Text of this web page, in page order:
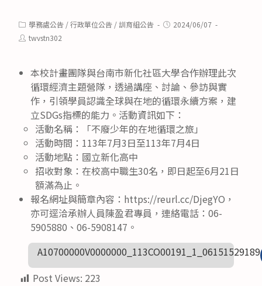
Post
category:
學務處公告 /行政單位公告 /訓育組公告
Post2024/06/07
Posttwvstn302
本校計畫團隊與台南市新化社區大學合作辦理此次
循環經濟主題營隊，透過講座、討論、參訪與實
作，引領學員認識全球與在地的循環永續方案，建
立SDGs指標的能力。活動資訊如下：
活動名稱：「不廢少年的在地循環之旅」
活動時間：113年7月3日至113年7月4日
活動地點：國立新化高中
招收對象：在校高中職生30名，即日起至6月21日
額滿為止。
報名網址與簡章內容：https://reurl.cc/DjegYO，
亦可逕洽承辦人員陳盈君專員，連絡電話：06-
5905880、06-5908147。
A10700000V0000000_113CO00191_1_06151529189
Post Views: 223